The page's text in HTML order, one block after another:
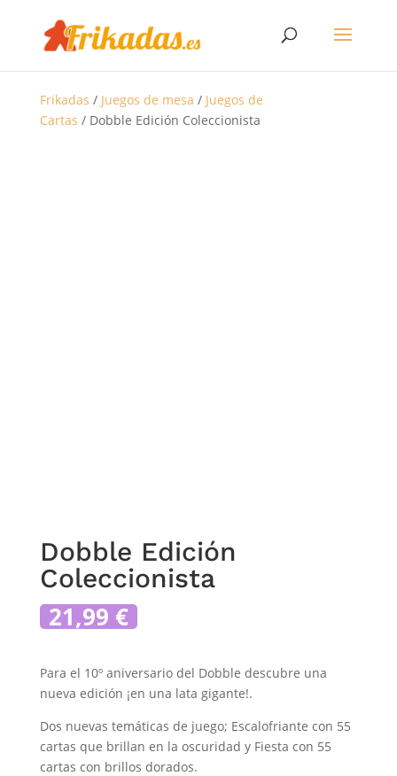
Frikadas / Juegos de mesa / Juegos de
Cartas / Dobble Edición Coleccionista
Dobble Edición
Coleccionista
21,99 €
Para el 10º aniversario del Dobble descubre una
nueva edición ¡en una lata gigante!.
Dos nuevas temáticas de juego; Escalofriante con 55
cartas que brillan en la oscuridad y Fiesta con 55
cartas con brillos dorados.